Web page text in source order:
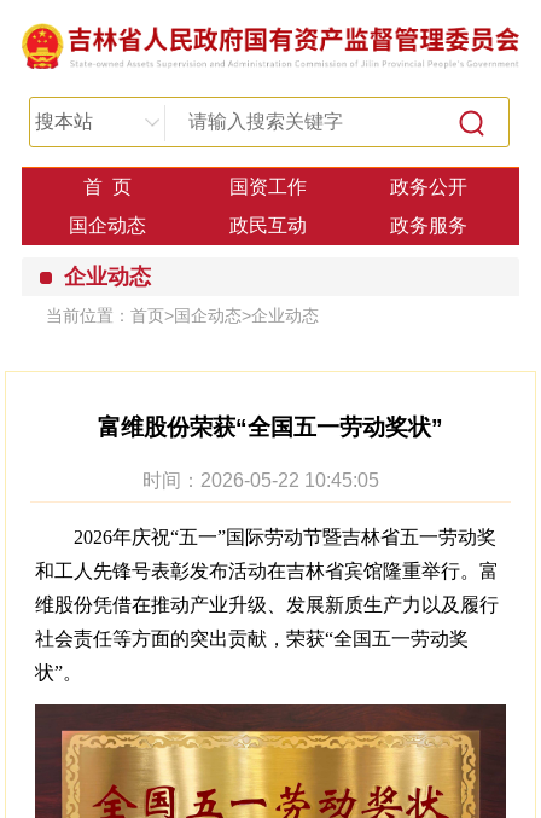
搜本站
首 页 国资工作
政务公开
国企动态
政民互动 政务服务
企业动态
当前位置： 首页>国企动态>企业动态
富维股份荣获“全国五一劳动奖状”
时间：2026-05-22 10:45:05
2026年庆祝“五一”国际劳动节暨吉林省五一劳动奖
和工人先锋号表彰发布活动在吉林省宾馆隆重举行。富
维股份凭借在推动产业升级、发展新质生产力以及履行
社会责任等方面的突出贡献，荣获“全国五一劳动奖
状”。